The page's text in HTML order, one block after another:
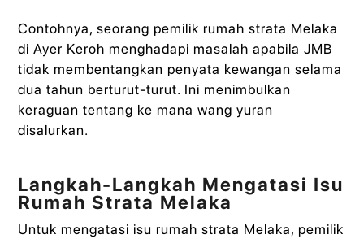
Contohnya, seorang pemilik rumah strata Melaka
di Ayer Keroh menghadapi masalah apabila JMB
tidak membentangkan penyata kewangan selama
dua tahun berturut-turut. Ini menimbulkan
keraguan tentang ke mana wang yuran
disalurkan.
Langkah-Langkah Mengatasi Isu
Rumah Strata Melaka
Untuk mengatasi isu rumah strata Melaka, pemilik